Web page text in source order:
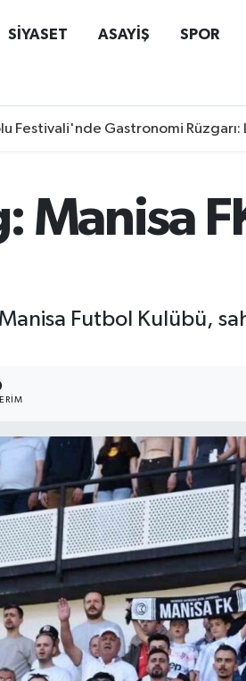
SİYASET ASAYİŞ SPOR
Festivali'nde Gastronomi Rüzgarı:
Manisa
Futbol Kulübü,